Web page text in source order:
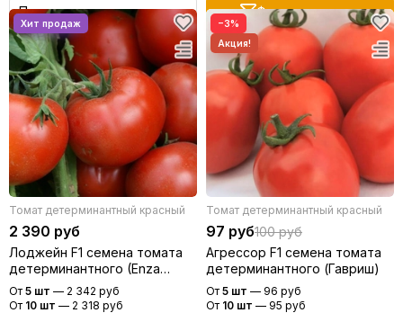
Салат
Свекла
Сельдерей
Спаржа
Томат
Тыква
Земляника
Микрозелень - семена для проращивания
Фасоль
Фенхель
Фильтр товаров
Томат детерминантный красный
2 390 руб
Лоджейн F1 семена томата
детерминантного (Enza
Zaden / Энза Заден)
От 5 шт — 2 342 руб
От 10 шт — 2 318 руб
−3%
Томат детерминантный красный
97 руб100 руб
Агрессор F1 семена томата
детерминантного (Гавриш)
От 5 шт — 96 руб
От 10 шт — 95 руб